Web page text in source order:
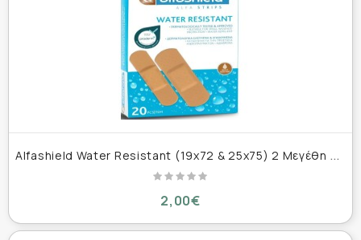
A
lfashield Water Resistant (19x72 & 25x75) 2 Μεγέθη Αδιάβροχα Επιθέματα για Μικροτραυματισμούς 20 τεμάχια
2,00€